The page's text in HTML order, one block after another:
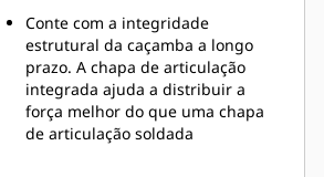
o nível máximo durante a
escavação. As caçambas Cat foram
desenvolvidas para cortar
materiais rapidamente e
aprimorar a eficiência operacional
total da máquina.
Carregue mais material em menos
Conte com a integridade
estrutural da caçamba a longo
prazo. A chapa de articulação
integrada ajuda a distribuir a
força melhor do que uma chapa
de articulação soldada